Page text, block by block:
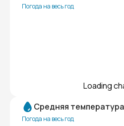
Погода на весь год
Loading
Средняя
Погода на весь год